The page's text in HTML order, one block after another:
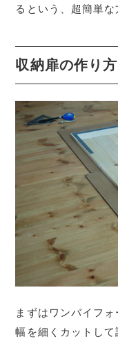
るという、超簡単な
収納扉の作り方
まずはワンバイフ
幅を細くカットし